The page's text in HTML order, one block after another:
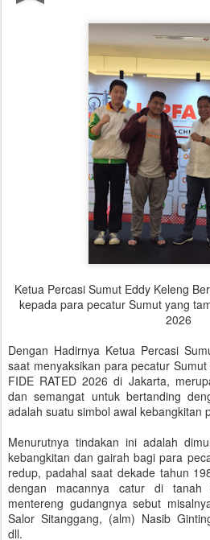
Ketua Percasi Sumut Eddy Keleng
kepada para pecatur Sumut yang
2026
Dengan Hadirnya Ketua Percasi
saat menyaksikan para pecatur
FIDE RATED 2026 di Jakarta,
dan semangat untuk bertanding
adalah suatu simbol awal kebangkitan
Menurutnya tindakan ini adalah
kebangkitan dan gairah bagi para
redup, padahal saat dekade tahun
dengan macannya catur di
mentereng gudangnya sebut
Salor Sitanggang, (alm) Nasib
dll.